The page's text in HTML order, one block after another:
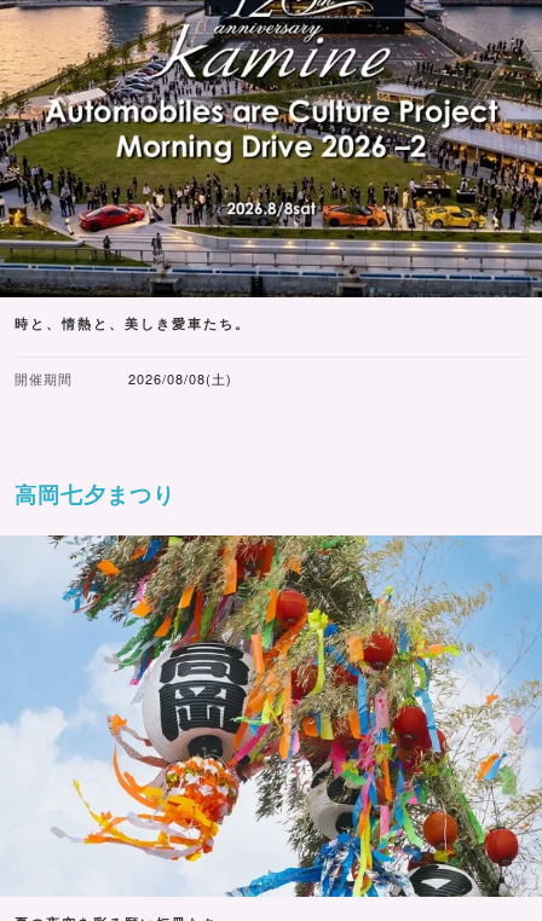
時と、情熱と、美しき愛車たち。
開催期間 2026/08/08(土)
高岡七夕まつり